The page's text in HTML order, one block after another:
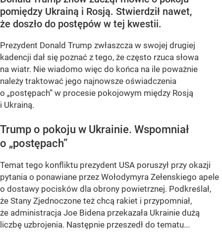
pomiędzy Ukrainą i Rosją. Stwierdził nawet,
że doszło do postępów w tej kwestii.
Prezydent Donald Trump zwłaszcza w swojej drugiej
kadencji dał się poznać z tego, że często rzuca słowa
na wiatr. Nie wiadomo więc do końca na ile poważnie
należy traktować jego najnowsze oświadczenia
o „postępach” w procesie pokojowym między Rosją
i Ukrainą.
Trump o pokoju w Ukrainie. Wspomniał
o „postępach”
Temat tego konfliktu prezydent USA poruszył przy okazji
pytania o ponawiane przez Wołodymyra Zełenskiego apele
o dostawy pocisków dla obrony powietrznej. Podkreślał,
że Stany Zjednoczone też chcą rakiet i przypomniał,
że administracja Joe Bidena przekazała Ukrainie dużą
liczbę uzbrojenia. Następnie przeszedł do tematu...